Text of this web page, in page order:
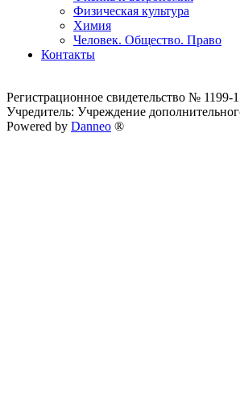
Физическая культура
Химия
Человек. Общество. Право
Контакты
Регистрационное свидетельство №
Учредитель: Учреждение
Powered by Danneo ®